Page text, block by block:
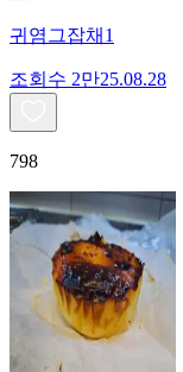
귀염그잡채1
조회수 2만25.08.28
798